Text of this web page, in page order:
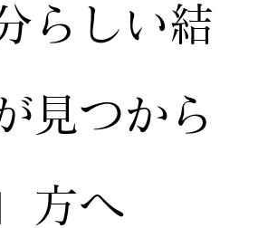
らしい結
見つから
方へ